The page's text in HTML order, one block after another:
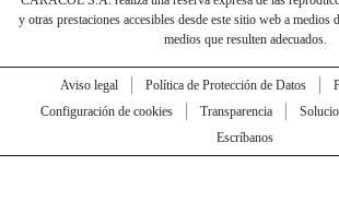
y otras prestaciones accesibles desde este sitio web a medios
medios que resulten adecuados.
Aviso legal Política de Protección de Datos
Configuración de cookies
Transparencia
Escríbanos